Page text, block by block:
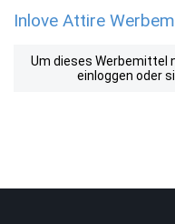
Inlove Attire
Um dieses Werbemittel
einloggen oder